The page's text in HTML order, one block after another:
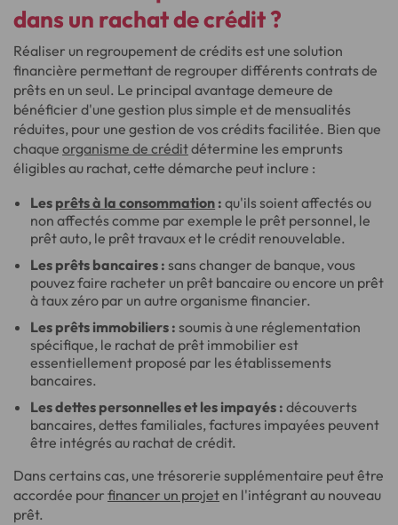
dans un rachat de crédit ?
Réaliser un regroupement de crédits est une solution
financière permettant de regrouper différents contrats de
prêts en un seul. Le principal avantage demeure de
bénéficier d'une gestion plus simple et de mensualités
réduites, pour une gestion de vos crédits facilitée. Bien que
chaque organisme de créditdétermine les emprunts
éligibles au rachat, cette démarche peut inclure :
Les prêts à la consommation : qu'ils soient affectés ou
non affectés comme par exemple le prêt personnel, le
prêt auto, le prêt travaux et le crédit renouvelable.
Les prêts bancaires : sans changer de banque, vous
pouvez faire racheter un prêt bancaire ou encore un prêt
à taux zéro par un autre organisme financier.
Les prêts immobiliers : soumis à une réglementation
spécifique, le rachat de prêt immobilier est
essentiellement proposé par les établissements
bancaires.
Les dettes personnelles et les impayés : découverts
bancaires, dettes familiales, factures impayées peuvent
être intégrés au rachat de crédit.
Dans certains cas, une trésorerie supplémentaire peut être
accordée pour financer un projeten l'intégrant au nouveau
prêt.